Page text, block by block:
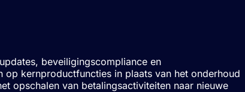
beveiligingscompliance en
kernproductfuncties in plaats van het onderhoud
opschalen van betalingsactiviteiten naar nieuwe